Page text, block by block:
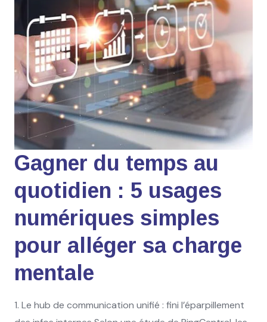
Gagner du temps au
quotidien : 5 usages
numériques simples
pour alléger sa charge
mentale
1. Le hub de communication unifié : fini l’éparpillement